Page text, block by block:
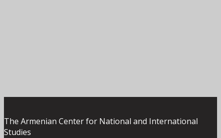
The Armenian Center for National and International
Studies